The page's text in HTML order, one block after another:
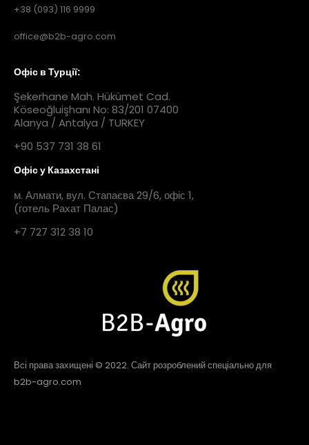
+38 (093) 116 9999
office@b2b-agro.com
Офіс в Турції:
Şekerhane Mah. Hükümet Cad.
Köseoğluişhanı No: 83/201 07400
Alanya / Antalya / TURKEY
+90 537 731 38 61
Офіс у Казахстані
м. Алмати, вул. Стапаєва 29/6, офіс 1,
(готель Рахат Палас)
+7 727 312 38 10
Всі права захищені © 2022. Сайт розроблений спеціально для
b2b-agro.com